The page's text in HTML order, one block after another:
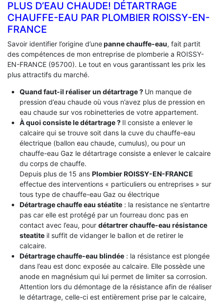
PLUS D’EAU CHAUDE! DÉTARTRAGE
CHAUFFE-EAU PAR PLOMBIER ROISSY-EN-
FRANCE
Savoir identifier l’origine d’unepanne chauffe-eau, fait partit
des compétences de mon entreprise de plomberie a ROISSY-
EN-FRANCE (95700). Le tout en vous garantissant les prix les
plus attractifs du marché.
Quand faut-il réaliser un détartrage ? Un manque de
pression d’eau chaude où vous n’avez plus de pression en
eau chaude sur vos robinetteries de votre appartement.
À quoi consiste le détartrage ? Il consiste a enlever le
calcaire qui se trouve soit dans la cuve du chauffe-eau
électrique (ballon eau chaude, cumulus), ou pour un
chauffe-eau Gaz le détartrage consiste a enlever le calcaire
du corps de chauffe.
Depuis plus de 15 ans Plombier ROISSY-EN-FRANCE
effectue des interventions « particuliers ou entreprises » sur
tous type de chauffe-eau Gaz ou électrique
Détartrage chauffe eau stéatite: la resistance ne s’entartre
pas car elle est protégé par un fourreau donc pas en
contact avec l’eau, pour détartrer chauffe-eau résistance
steatiteil suffit de vidanger le ballon et de retirer le
calcaire.
Détartrage chauffe-eau blindée: la résistance est plongée
dans l’eau est donc exposée au calcaire. Elle possède une
anode en magnésium qui lui permet de limiter sa corrosion.
Attention lors du démontage de la résistance afin de réaliser
le détartrage, celle-ci est entièrement prise par le calcaire,